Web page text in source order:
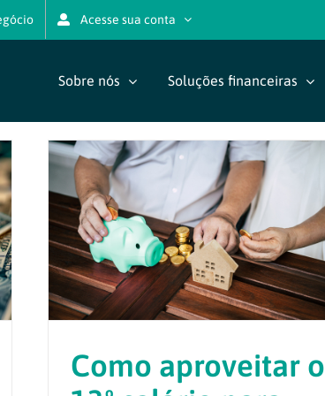
Acesse sua conta
Sobre nós Soluções financeiras
Como aproveitar o